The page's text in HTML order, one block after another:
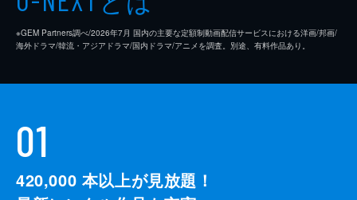
※GEM Partners調べ/2026年7⽉ 国内の主要な定額制動画配信サービスにおける洋画/邦画/
海外ドラマ/韓流・アジアドラマ/国内ドラマ/アニメを調査。別途、有料作品あり。
01
420,000 本以上が見放題！